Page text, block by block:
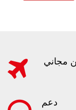
مجاني
دعم